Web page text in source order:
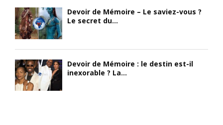
Devoir de Mémoire – Le saviez-vous ?
Le secret du...
Devoir de Mémoire : le destin est-il
inexorable ? La...